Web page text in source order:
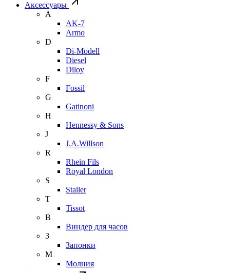
Аксессуары
A
AK-7
Armo
D
Di-Modell
Diesel
Diloy
F
Fossil
G
Gatinoni
H
Hennessy & Sons
J
J.A.Willson
R
Rhein Fils
Royal London
S
Stailer
T
Tissot
В
Виндер для часов
З
Запонки
М
Молния